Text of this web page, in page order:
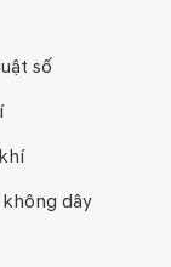
số
dây